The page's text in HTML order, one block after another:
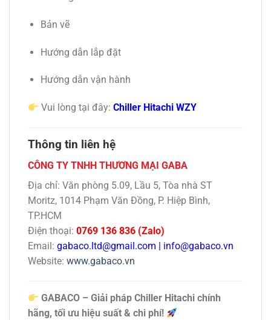
Bản vẽ
Hướng dẫn lắp đặt
Hướng dẫn vận hành
Vui lòng tại đây:Chiller Hitachi WZY
Thông tin liên hệ
CÔNG TY TNHH THƯƠNG MẠI GABA
Địa chỉ: Văn phòng 5.09, Lầu 5, Tòa nhà ST
Moritz, 1014 Phạm Văn Đồng, P. Hiệp Bình,
TP.HCM
Điện thoại: 0769 136 836 (Zalo)
Email: gabaco.ltd@gmail.com | info@gabaco.vn
Website: www.gabaco.vn
GABACO – Giải pháp Chiller Hitachi chính
hãng, tối ưu hiệu suất & chi phí!